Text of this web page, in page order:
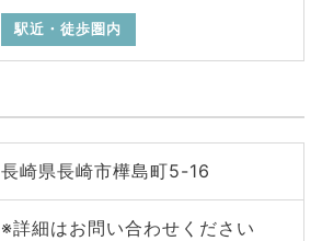
駅近・徒歩圏内
長崎県長崎市樺島町5-16
※詳細はお問い合わせください